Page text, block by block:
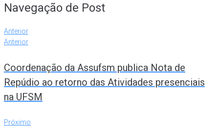
Navegação de Post
Anterior
Anterior
Coordenação da Assufsm publica Nota de
Repúdio ao retorno das Atividades presenciais
na UFSM
Próximo